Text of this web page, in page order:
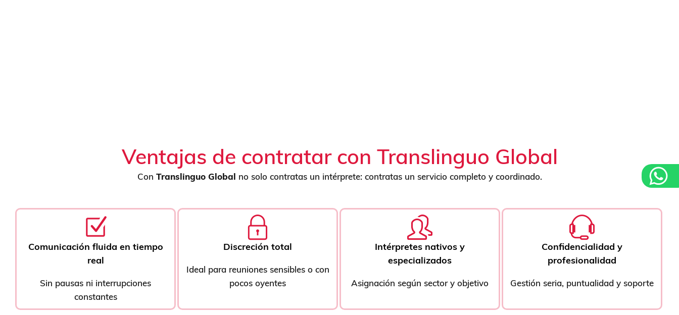
Ventajas de contratar con Translinguo Global
Con Translinguo Global no solo contratas un intérprete: contratas un servicio completo y coordinado.
Comunicación fluida en tiempo
real
Sin pausas ni interrupciones
constantes
Discreción total
Ideal para reuniones sensibles o con
pocos oyentes
Intérpretes nativos y
especializados
Asignación según sector y objetivo
Confidencialidad y
profesionalidad
Gestión seria, puntualidad y soporte